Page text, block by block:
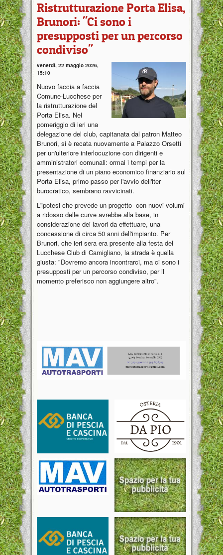
Ristrutturazione Porta Elisa,
Brunori: "Ci sono i
presupposti per un percorso
condiviso"
venerdì, 22 maggio 2026,
15:10
Nuovo faccia a faccia
Comune-Lucchese per
la ristrutturazione del
Porta Elisa. Nel
pomeriggio di ieri una
delegazione del club, capitanata dal patron Matteo
Brunori, si è recata nuovamente a Palazzo Orsetti
per un'ulteriore interlocuzione con dirigenti e
amministratori comunali: ormai i tempi per la
presentazione di un piano economico finanziario sul
Porta Elisa, primo passo per l'avvio dell'iter
burocratico, sembrano ravvicinati.
L'ipotesi che prevede un progetto con nuovi volumi
a ridosso delle curve avrebbe alla base, in
considerazione dei lavori da effettuare, una
concessione di circa 50 anni dell'impianto. Per
Brunori, che ieri sera era presente alla festa del
Lucchese Club di Camigliano, la strada è quella
giusta: "Dovremo ancora incontrarci, ma ci sono i
presupposti per un percorso condiviso, per il
momento preferisco non aggiungere altro".